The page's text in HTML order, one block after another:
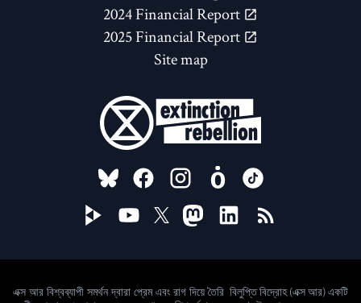
2024 Financial Report
2025 Financial Report
Site map
FOLLOW US ON
এক্স আর বিশ্বব্যাপী সমর্থন দ্বারা প্রেম এবং রাগ দিয়ে তৈরি বিলুপ্তি বিদ্রোহ (এক্স আর) একটি